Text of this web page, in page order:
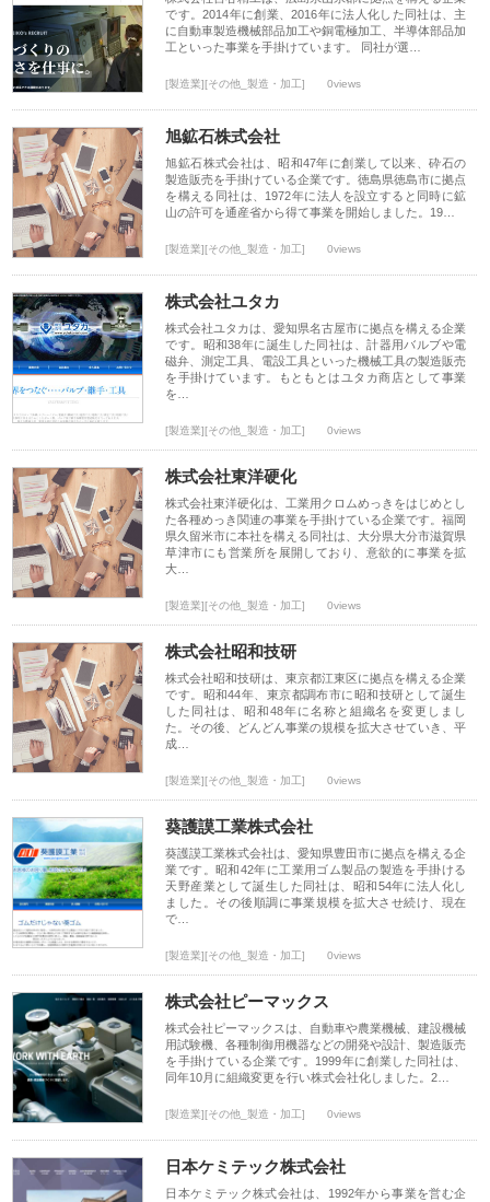
です。2014年に創業、2016年に法人化した同社は、主
に自動車製造機械部品加工や銅電極加工、半導体部品加
工といった事業を手掛けています。 同社が選…
[製造業][その他_製造・加工] 0views
旭鉱石株式会社
旭鉱石株式会社は、昭和47年に創業して以来、砕石の
製造販売を手掛けている企業です。徳島県徳島市に拠点
を構える同社は、1972年に法人を設立すると同時に鉱
山の許可を通産省から得て事業を開始しました。19…
[製造業][その他_製造・加工] 0views
株式会社ユタカ
株式会社ユタカは、愛知県名古屋市に拠点を構える企業
です。昭和38年に誕生した同社は、計器用バルブや電
磁弁、測定工具、電設工具といった機械工具の製造販売
を手掛けています。もともとはユタカ商店として事業
を…
[製造業][その他_製造・加工] 0views
株式会社東洋硬化
株式会社東洋硬化は、工業用クロムめっきをはじめとし
た各種めっき関連の事業を手掛けている企業です。福岡
県久留米市に本社を構える同社は、大分県大分市滋賀県
草津市にも営業所を展開しており、意欲的に事業を拡
大…
[製造業][その他_製造・加工] 0views
株式会社昭和技研
株式会社昭和技研は、東京都江東区に拠点を構える企業
です。昭和44年、東京都調布市に昭和技研として誕生
した同社は、昭和48年に名称と組織名を変更しまし
た。その後、どんどん事業の規模を拡大させていき、平
成…
[製造業][その他_製造・加工] 0views
葵護謨工業株式会社
葵護謨工業株式会社は、愛知県豊田市に拠点を構える企
業です。昭和42年に工業用ゴム製品の製造を手掛ける
天野産業として誕生した同社は、昭和54年に法人化し
ました。その後順調に事業規模を拡大させ続け、現在
で…
[製造業][その他_製造・加工] 0views
株式会社ピーマックス
株式会社ピーマックスは、自動車や農業機械、建設機械
用試験機、各種制御用機器などの開発や設計、製造販売
を手掛けている企業です。1999年に創業した同社は、
同年10月に組織変更を行い株式会社化しました。2…
[製造業][その他_製造・加工] 0views
日本ケミテック株式会社
日本ケミテック株式会社は、1992年から事業を営む企